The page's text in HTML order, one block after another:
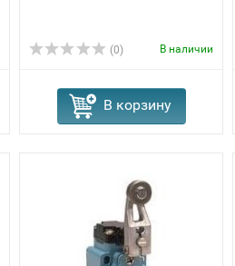
(0) В наличии
В корзину